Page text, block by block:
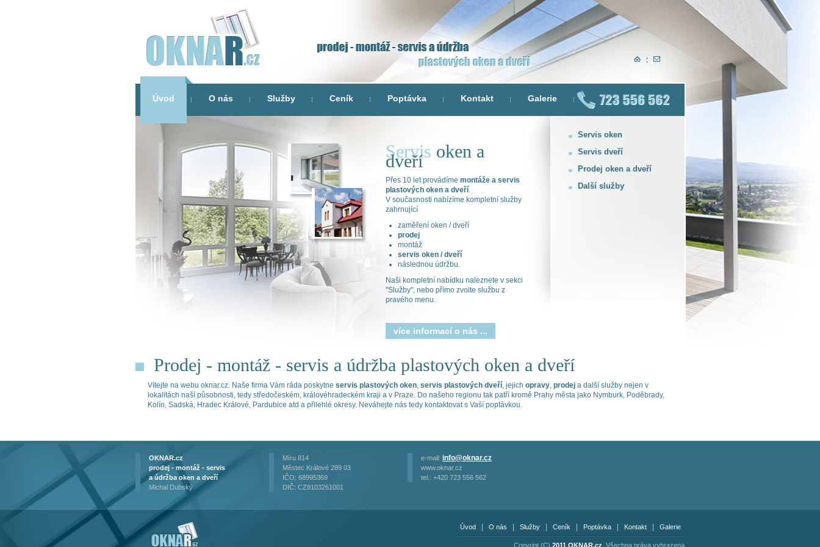
Úvod O nás Služby Ceník Poptávka Kontakt Galerie
Servis oken a
dveří
Přes 10 let provádíme montáže a servis
plastových oken a dveří.
V současnosti nabízíme kompletní služby
zahrnující
zaměření oken / dveří
prodej
montáž
servis oken / dveří
následnou údržbu.
Naši kompletní nabídku naleznete v sekci
"Služby", nebo přímo zvolte službu z
pravého menu.
více informací o nás ...
Servis oken
Servis dveří
Prodej oken a dveří
Další služby
Prodej - montáž - servis a údržba plastových oken a dveří
Vítejte na webu oknar.cz. Naše firma Vám ráda poskytne servis plastových oken, servis plastových dveří, jejich opravy, prodej a další služby nejen v
lokalitách naší působnosti, tedy středočeském, královéhradeckém kraji a v Praze. Do našeho regionu tak patří kromě Prahy města jako Nymburk, Poděbrady,
Kolín, Sadská, Hradec Králové, Pardubice atd a přilehlé okresy. Neváhejte nás tedy kontaktovat s Vaší poptávkou.
OKNAR.cz
prodej - montáž - servis
a údržba oken a dveří
Michal Dubský
Míru 814
Městec Králové 289 03
IČO: 68995369
DIČ: CZ8103261001
e-mail: info@oknar.cz
www.oknar.cz
tel.: +420 723 556 562
Úvod O nás Služby Ceník Poptávka Kontakt Galerie
Copyrigt (C) 2011 OKNAR.cz , Všechna práva vyhrazena